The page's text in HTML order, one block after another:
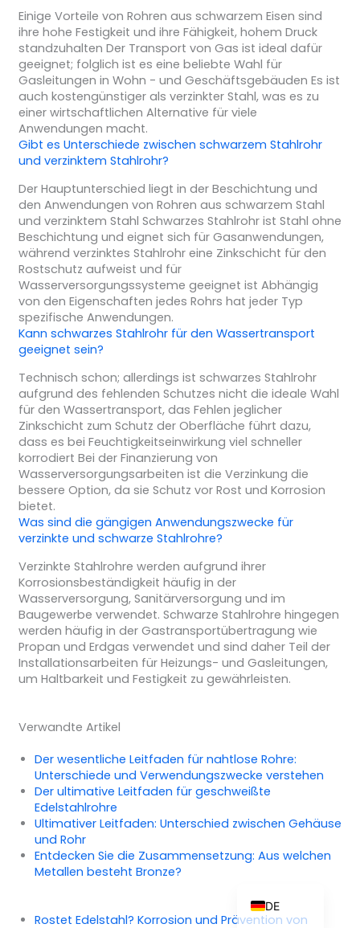
Einige Vorteile von Rohren aus schwarzem Eisen sind
ihre hohe Festigkeit und ihre Fähigkeit, hohem Druck
standzuhalten Der Transport von Gas ist ideal dafür
geeignet; folglich ist es eine beliebte Wahl für
Gasleitungen in Wohn - und Geschäftsgebäuden Es ist
auch kostengünstiger als verzinkter Stahl, was es zu
einer wirtschaftlichen Alternative für viele
Anwendungen macht.
Gibt es Unterschiede zwischen schwarzem Stahlrohr
und verzinktem Stahlrohr?
Der Hauptunterschied liegt in der Beschichtung und
den Anwendungen von Rohren aus schwarzem Stahl
und verzinktem Stahl Schwarzes Stahlrohr ist Stahl ohne
Beschichtung und eignet sich für Gasanwendungen,
während verzinktes Stahlrohr eine Zinkschicht für den
Rostschutz aufweist und für
Wasserversorgungssysteme geeignet ist Abhängig
von den Eigenschaften jedes Rohrs hat jeder Typ
spezifische Anwendungen.
Kann schwarzes Stahlrohr für den Wassertransport
geeignet sein?
Technisch schon; allerdings ist schwarzes Stahlrohr
aufgrund des fehlenden Schutzes nicht die ideale Wahl
für den Wassertransport, das Fehlen jeglicher
Zinkschicht zum Schutz der Oberfläche führt dazu,
dass es bei Feuchtigkeitseinwirkung viel schneller
korrodiert Bei der Finanzierung von
Wasserversorgungsarbeiten ist die Verzinkung die
bessere Option, da sie Schutz vor Rost und Korrosion
bietet.
Was sind die gängigen Anwendungszwecke für
verzinkte und schwarze Stahlrohre?
Verzinkte Stahlrohre werden aufgrund ihrer
Korrosionsbeständigkeit häufig in der
Wasserversorgung, Sanitärversorgung und im
Baugewerbe verwendet. Schwarze Stahlrohre hingegen
werden häufig in der Gastransportübertragung wie
Propan und Erdgas verwendet und sind daher Teil der
Installationsarbeiten für Heizungs- und Gasleitungen,
um Haltbarkeit und Festigkeit zu gewährleisten.
Verwandte Artikel
Der wesentliche Leitfaden für nahtlose Rohre:
Unterschiede und Verwendungszwecke verstehen
Der ultimative Leitfaden für geschweißte
Edelstahlrohre
Ultimativer Leitfaden: Unterschied zwischen Gehäuse
und Rohr
Entdecken Sie die Zusammensetzung: Aus welchen
Metallen besteht Bronze?
Rostet Edelstahl? Korrosion und Prävention von
DE
NL
FR
IT
JA
ES
ZH_TW